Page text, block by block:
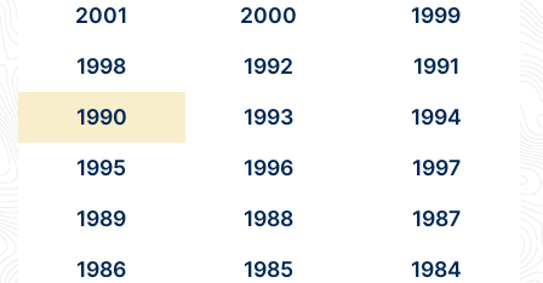
2001
2000
1999
1998
1992
1991
1990
1993
1994
1995
1996
1997
1989
1988
1987
1986
1985
1984